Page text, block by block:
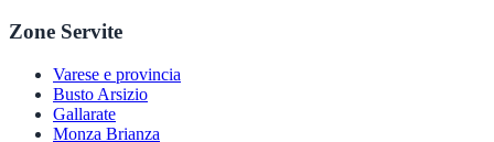
Zone Servite
Varese e provincia
Busto Arsizio
Gallarate
Monza Brianza